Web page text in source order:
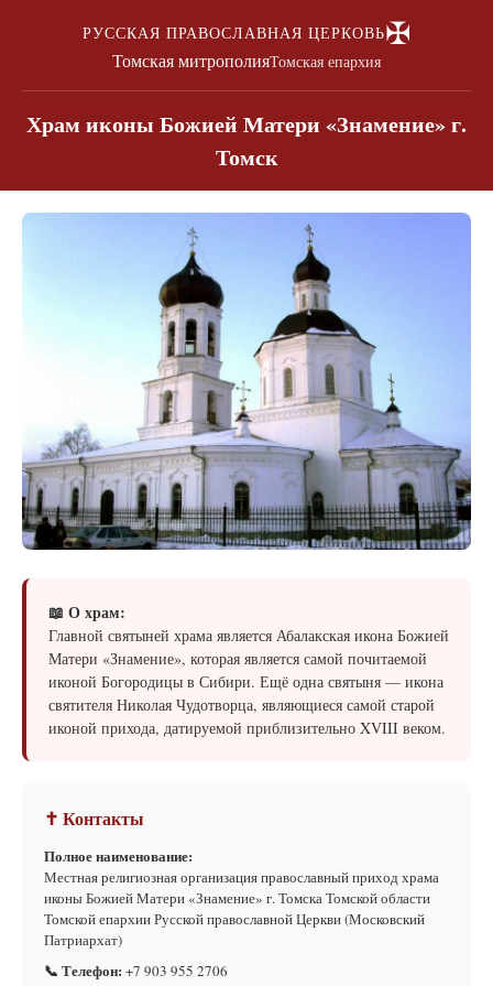
РУССКАЯ ПРАВОСЛАВНАЯ ЦЕРКОВЬ✠
Томская митрополияТомская епархия
Храм иконы Божией Матери «Знамение» г.
Томск
📖 О храм:
Главной святыней храма является Абалакская икона Божией
Матери «Знамение», которая является самой почитаемой
иконой Богородицы в Сибири. Ещё одна святыня — икона
святителя Николая Чудотворца, являющиеся самой старой
иконой прихода, датируемой приблизительно XVIII веком.
✝ Контакты
Полное наименование:
Местная религиозная организация православный приход храма
иконы Божией Матери «Знамение» г. Томска Томской области
Томской епархии Русской православной Церкви (Московский
Патриархат)
📞 Телефон: +7 903 955 2706